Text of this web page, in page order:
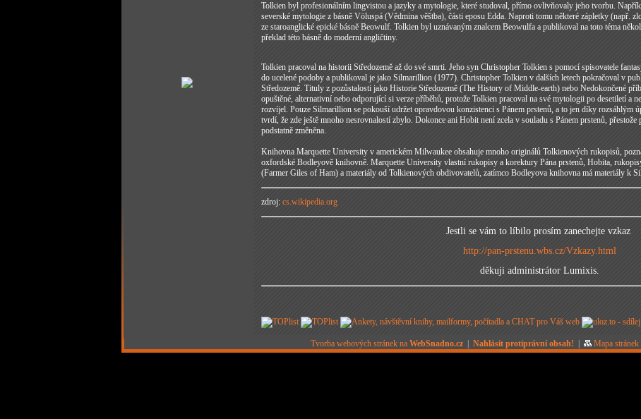
Tolkien byl profesionálním lingvistou a jazyky a mytologie, které studoval, přímo ovlivňovaly jeho tvorbu.
severské mytologie z básně Völuspá (Vědmina věštba), části eposu Edda. Naproti tomu některé zápletky (např.
ze staroanglické epické básně Beowulf. Tolkien byl uznávaným znalcem Beowulfa a publikoval na toto téma
překlad této básně do moderní angličtiny.
Tolkien pracoval na historii Středozemě až do své smrti. Jeho syn Christopher Tolkien s pomocí spisovatele
do ucelené podoby a publikoval je jako Silmarillion (1977). Christopher Tolkien v dalších letech pokračoval v
Středozemě. Tituly z pozůstalosti jako Historie Středozemě (The History of Middle-earth) nebo Nedokončené
opuštěné, alternativní nebo odporující si verze příběhů, protože Tolkien pracoval na své mytologii po desetiletí a
rozvíjel. Pouze Silmarillion se pokouší udržet opravdovou konzistenci s Pánem prstenů, a to jen díky rozsáhlým
tvrdí, že zde ještě mnoho nesrovnalostí zbylo. Dokonce ani Hobit není zcela v souladu s Pánem prstenů,
podstatně změněna.
Knihovna Marquette University v americkém Milwaukee obsahuje mnoho originálů Tolkienových rukopisů,
oxfordské Bodleyově knihovně. Marquette University vlastní rukopisy a korektury Pána prstenů, Hobita,
(Farmer Giles of Ham) a materiály od Tolkienových obdivovatelů, zatímco Bodleyova knihovna má materiály k
zdroj: cs.wikipedia.org
Jestli se vám to líbilo prosím zanechejte vzkaz
http://pan-prstenu.wbs.cz/Vzkazy.html
děkuji administrátor Lumixis.
Tvorba webových stránek na WebSnadno.cz| Nahlásit protiprávní obsah! Mapa stránek